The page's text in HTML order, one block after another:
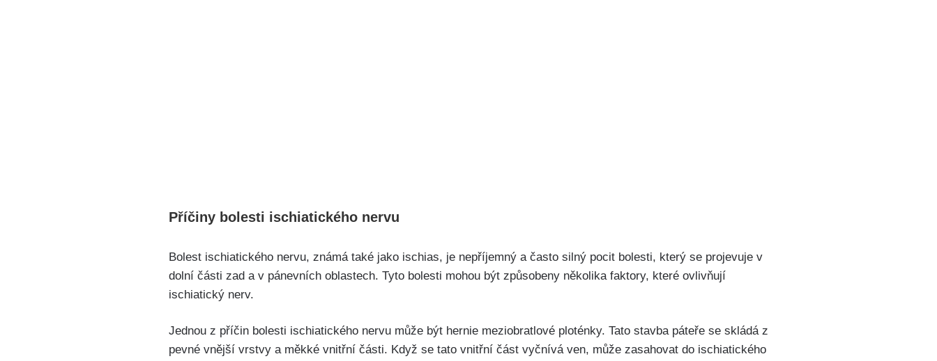
Příčiny bolesti ‌ischiatického nervu
Bolest ischiatického nervu, známá také jako⁢ ischias, je nepříjemný a často silný pocit bolesti, který se projevuje ⁣v
dolní‍ části ‌zad ​a‍ v pánevních oblastech. Tyto bolesti mohou být způsobeny ‍několika ‌faktory, které ovlivňují
ischiatický⁤ nerv. ‌
Jednou z‍ příčin ‌bolesti⁢ ischiatického nervu může být⁤ hernie meziobratlové ploténky. Tato stavba páteře se skládá z
pevné⁣ vnější vrstvy a měkké vnitřní ⁤části. Když ⁣se ⁣tato vnitřní část vyčnívá ven, může zasahovat⁢ do ischiatického